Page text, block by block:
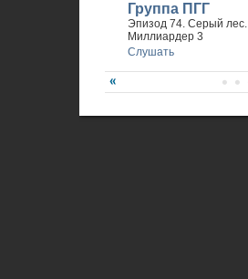
Группа ПГГ
Эпизод 74. Серый лес.
Миллиардер 3
Слушать